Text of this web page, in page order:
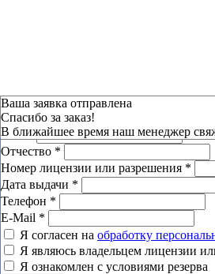
Зарезервировать
Фамилия*
Имя*
Отчество *
Номер лицензии или разрешения *
Дата выдачи *
Телефон *
E-Mail *
Я согласен на обработку
Я являюсь владельцем лицензии
Я ознакомлен с условиями резерва
Ваша заявка отправлена
Спасибо за заказ!
В ближайшее время наш менеджер